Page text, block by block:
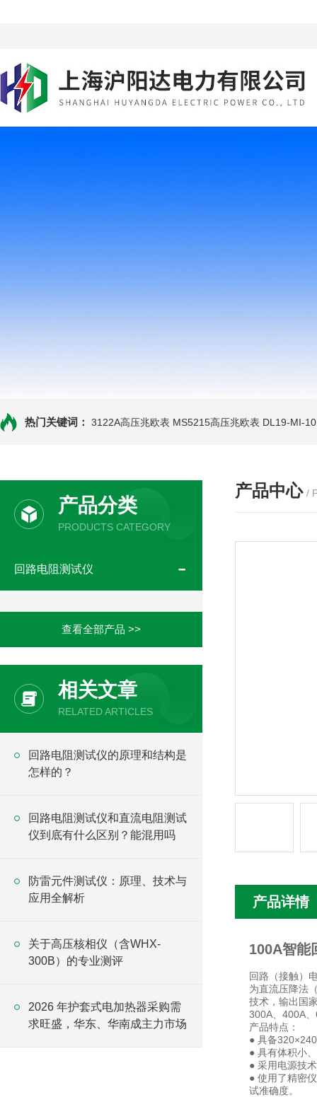
热门关键词： 3122A高压兆欧表 MS5215高压兆欧表 DL19-MI-
产品分类
PRODUCTS CATEGORY
回路电阻测试仪
查看全部产品 >>
相关文章
RELATED ARTICLES
回路电阻测试仪的原理和结构是
怎样的？
回路电阻测试仪和直流电阻测试
仪到底有什么区别？能混用吗
防雷元件测试仪：原理、技术与
应用全解析
关于高压核相仪（含WHX-
300B）的专业测评
2026 年护套式电加热器采购需
求旺盛，华东、华南成主力市场
产品中心 /
产品详情
100A智能
回路（接触）
为直流压降法
技术，输出国
300A、400A
产品特点：
● 具备
● 具有体积小
● 采用电源技
● 使用了精密
试准确度。